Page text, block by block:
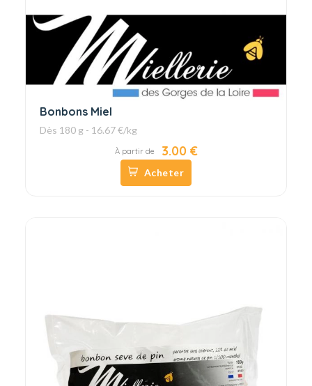
Bonbons Miel
Dès 180 g - 16.67 €/kg
À partir de 3.00 €
Acheter